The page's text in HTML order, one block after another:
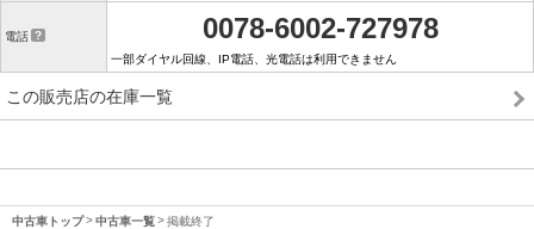
電話 0078-6002-727978
一部ダイヤル回線、IP電話、光電話は利用できません
この販売店の在庫一覧
中古車トップ 中古車一覧 掲載終了